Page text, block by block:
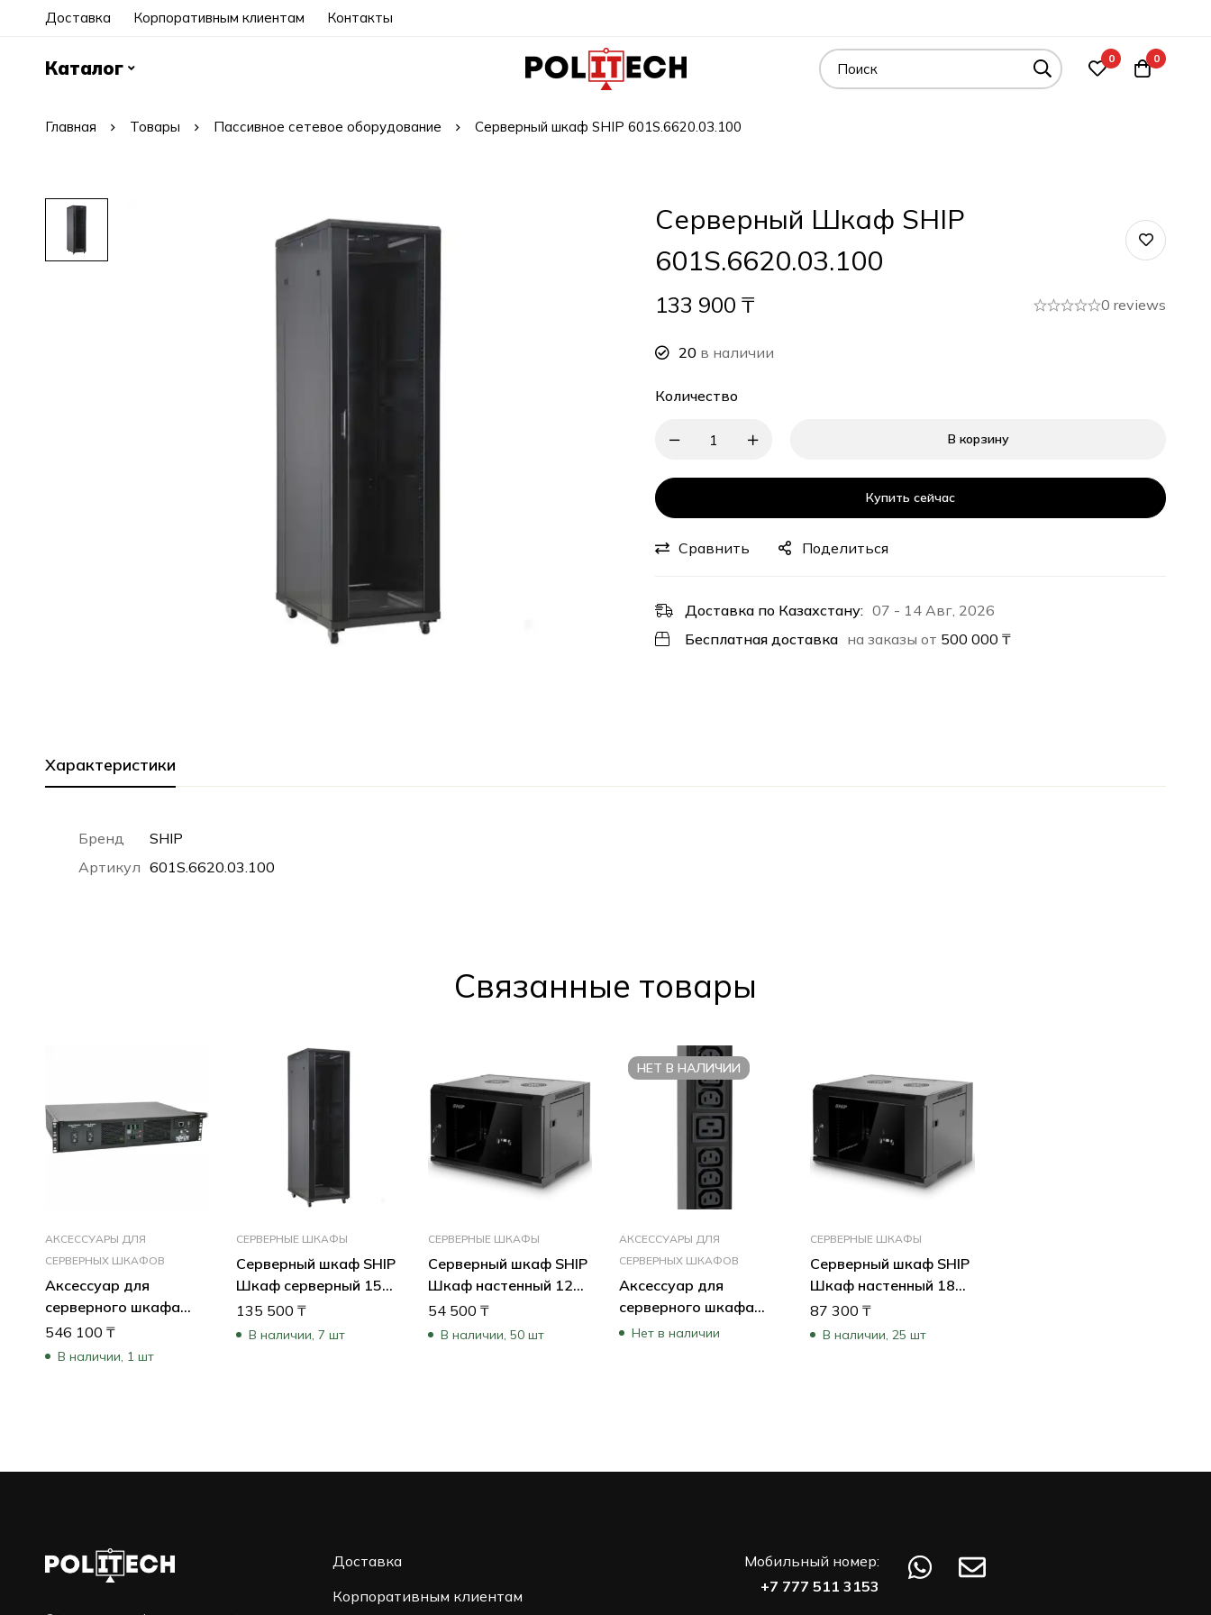
Доставка Корпоративным клиентам Контакты
Каталог 0 0
Главная Товары Пассивное сетевое оборудование Серверный шкаф SHIP 601S.6620.03.100
Серверный Шкаф SHIP
601S.6620.03.100
133 900 ₸ 0 reviews
20 в наличии
Количество
В корзину
Купить сейчас
Сравнить Поделиться
Доставка по Казахстану: 07 - 14 Авг, 2026
Бесплатная доставка на заказы от 500 000 ₸
Характеристики
Бренд
SHIP
Артикул 601S.6620.03.100
Cвязанные товары
АКСЕССУАРЫ ДЛЯ
СЕРВЕРНЫХ ШКАФОВ
Аксессуар для
серверного шкафа
Tripp-Lite
PDUMH32HVATNET U
546 100 ₸
В наличии, 1 шт
СЕРВЕРНЫЕ ШКАФЫ
Серверный шкаф SHIP
Шкаф серверный 15U
600×800 мм
601S.6815.03.100
135 500₸
В наличии, 7 шт
СЕРВЕРНЫЕ ШКАФЫ
Серверный шкаф SHIP
Шкаф настенный 12U
570×450 мм
5412.01.100
54 500 ₸
В наличии, 50 шт
НЕТ В НАЛИЧИИ
АКСЕССУАРЫ ДЛЯ
СЕРВЕРНЫХ ШКАФОВ
Аксессуар для
серверного шкафа
Tripp-Lite PDUMV16HV
Нет в наличии
СЕРВЕРНЫЕ ШКАФЫ
Серверный шкаф SHIP
Шкаф настенный 18U
570×600 мм
5618.01.100
87 300₸
В наличии, 25 шт
Доставка
Корпоративным клиентам
Мобильный номер:
+7 777 511 3153